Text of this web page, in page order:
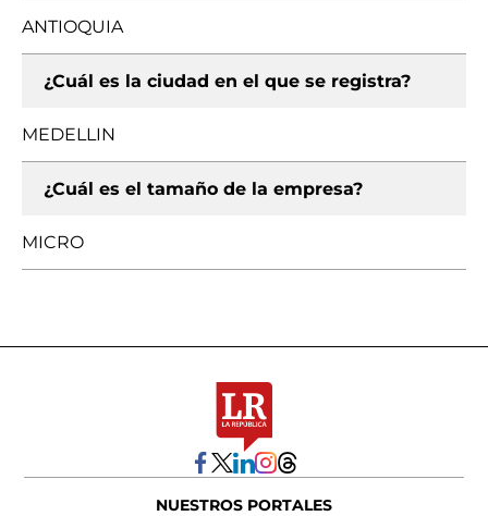
ANTIOQUIA
¿Cuál es la ciudad en el que se registra?
MEDELLIN
¿Cuál es el tamaño de la empresa?
MICRO
NUESTROS PORTALES